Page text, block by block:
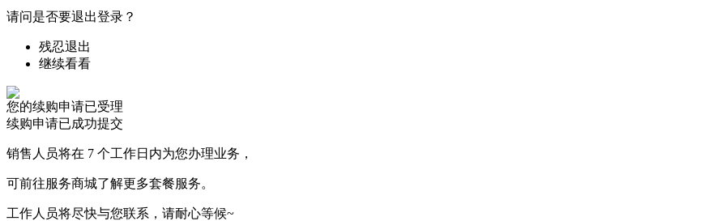
请问是否要退出登录？
残忍退出
继续看看
您的续购申请已受理
续购申请已成功提交
销售人员将在 7 个工作日内为您办理业务，
可前往服务商城了解更多套餐服务。
工作人员将尽快与您联系，请耐心等候~